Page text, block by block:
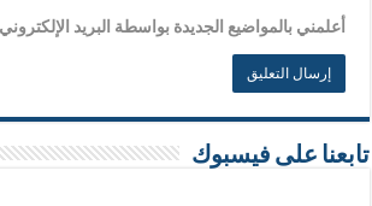
أعلمني بالمواضيع الجديدة بواسطة البريد
تابعنا على فيسبوك